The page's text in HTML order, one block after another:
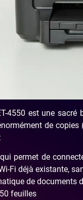
4550 est une
de copies
permet de
Fi déjà existante,
de documents
feuilles